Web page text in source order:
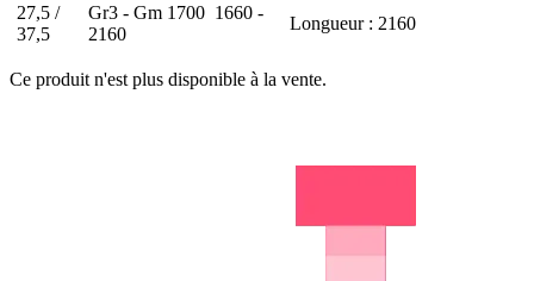
27,5 /
37,5
Gr3 - Gm 1700 1660 -
2160
Longueur : 2160
Ce produit n'est plus disponible à la vente.